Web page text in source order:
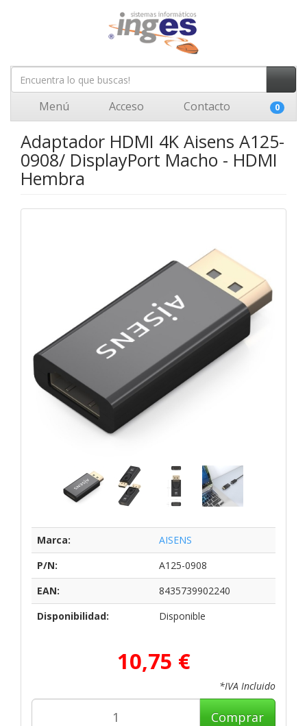
Menú Acceso Contacto 0
Adaptador HDMI 4K Aisens A125-
0908/ DisplayPort Macho - HDMI
Hembra
Marca:
AISENS
P/N:
A125-0908
EAN:
8435739902240
Disponibilidad:
Disponible
10,75 €
*IVA Incluido
Comprar